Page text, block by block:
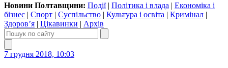
Новини Полтавщини: Події| Політика і влада | Економіка і
бізнес | Спорт | Суспільство | Культура і освіта | Кримінал |
Здоров’я | Цікавинки | Архів
7 грудня 2018, 10:03